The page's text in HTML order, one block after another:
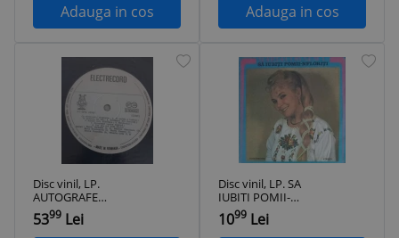
Adauga in cos
Adauga in cos
Disc vinil, LP.
AUTOGRAFE
MUZICALE 2-
COLECTIV-321153
5399 Lei
Disc vinil, LP. SA
IUBITI POMII-
NFLORITI-MARIA
CORNESCU-321154
1099 Lei